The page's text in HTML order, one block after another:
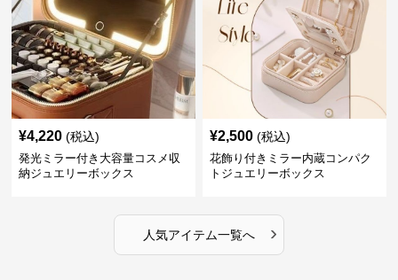
¥4,220 (税込)
発光ミラー付き大容量コスメ収
納ジュエリーボックス
¥2,500 (税込)
花飾り付きミラー内蔵コンパク
トジュエリーボックス
人気アイテム一覧へ ›